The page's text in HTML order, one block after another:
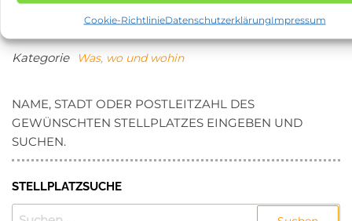
Cookie-RichtlinieDatenschutzerklärungImpressum
Feldberger
Seenlandschaft?
Meißenheim?
Kategorie Was, wo und wohin
NAME, STADT ODER POSTLEITZAHL DES
GEWÜNSCHTEN STELLPLATZES EINGEBEN UND
SUCHEN.
STELLPLATZSUCHE
SUCHEN